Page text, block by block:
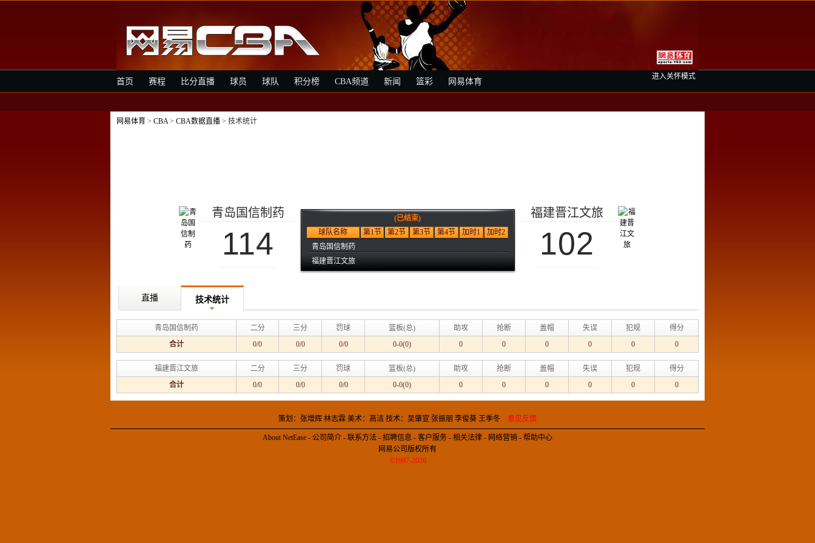
进入关怀模式
首页 赛程 比分直播 球员 球队 积分榜 CBA频道 新闻 篮彩 网易体育
网易体育 > CBA> CBA数据直播 > 技术统计
青岛国信制药
114
(已结束)
球队名称
第1节 第2节 第3节 第4节 加时1
加时2
青岛国信制药
福建晋江文旅
福建晋江文旅
102
直播 技术统计
青岛国信制药 二分 三分 罚球 篮板(总) 助攻 抢断 盖帽 失误 犯规
得分
合计
0/0 0/0 0/0 0-0(0) 0 0 0 0 0 0
福建晋江文旅 二分 三分 罚球 篮板(总) 助攻 抢断 盖帽 失误 犯规
得分
合计
0/0 0/0 0/0 0-0(0) 0 0 0 0 0 0
策划：张增辉 林志霖 美术：高洁 技术：吴肇宣 张振朋 李俊葵 王季冬 意见反馈
About NetEase - 公司简介 - 联系方法 - 招聘信息 - 客户服务 - 相关法律 - 网络营销 - 帮助中心
网易公司版权所有
©1997-2026